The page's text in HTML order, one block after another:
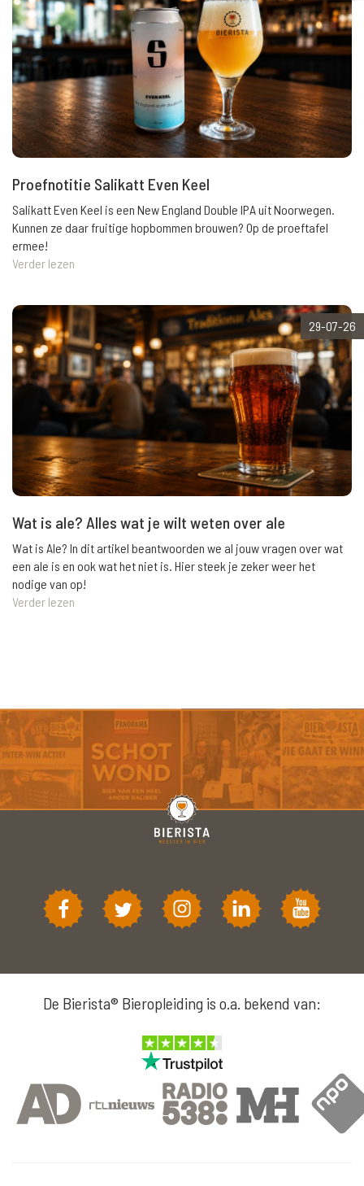
Proefnotitie Salikatt Even Keel
Salikatt Even Keel is een New England Double IPA uit Noorwegen.
Kunnen ze daar fruitige hopbommen brouwen? Op de proeftafel
ermee!
Verder lezen
29-07-26
Wat is ale? Alles wat je wilt weten over ale
Wat is Ale? In dit artikel beantwoorden we al jouw vragen over wat
een ale is en ook wat het niet is. Hier steek je zeker weer het
nodige van op!
Verder lezen
De Bierista® Bieropleiding is o.a. bekend van: